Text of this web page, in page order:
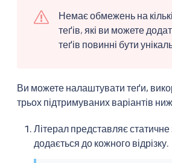
Немає обмежень на
теґів, які ви можете
теґів повинні бути
Ви можете налаштувати теґи,
трьох підтримуваних варіантів
Літерал представляє
додається до кожного відрізку.